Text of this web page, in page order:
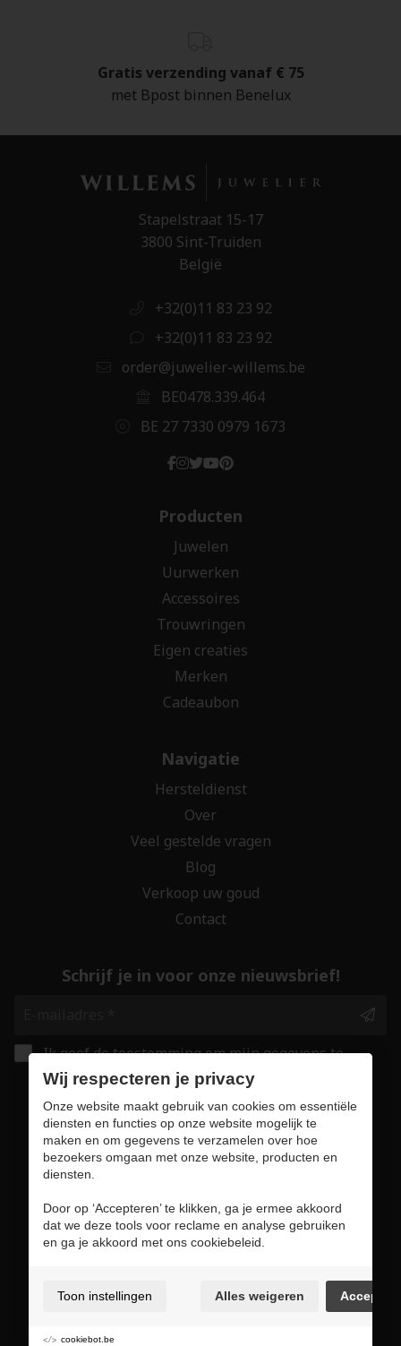
Gratis verzending vanaf € 75
met Bpost binnen Benelux
Stapelstraat 15-17
3800 Sint-Truiden
België
+32(0)11 83 23 92
+32(0)11 83 23 92
order@juwelier-willems.be
BE0478.339.464
BE 27 7330 0979 1673
Producten
Juwelen
Uurwerken
Accessoires
Trouwringen
Eigen creaties
Merken
Cadeaubon
Navigatie
Hersteldienst
Over
Veel gestelde vragen
Blog
Verkoop uw goud
Contact
Schrijf je in voor onze nieuwsbrief!
Ik geef de toestemming om mijn gegevens te
bewaren en verwerken zoals aangegeven in
onze
privacy statement. *
Veilig online winkelen
Gebruiksvoorwaarden & privacybeleid
Sitemap
Wij respecteren je privacy
Onze website maakt gebruik van cookies om essentiële
diensten en functies op onze website mogelijk te
maken en om gegevens te verzamelen over hoe
bezoekers omgaan met onze website, producten en
diensten.
Door op ‘Accepteren’ te klikken, ga je ermee akkoord
dat we deze tools voor reclame en analyse gebruiken
en ga je akkoord met ons cookiebeleid.
Toon instellingen Alles weigeren
cookiebot.be